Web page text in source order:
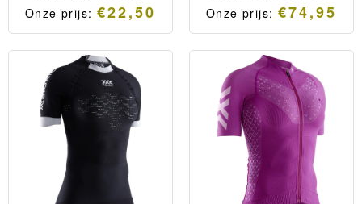
Onze prijs: €22,50 Onze prijs: €74,95